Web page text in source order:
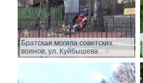
Братская могила советских
воинов, ул. Куйбышева